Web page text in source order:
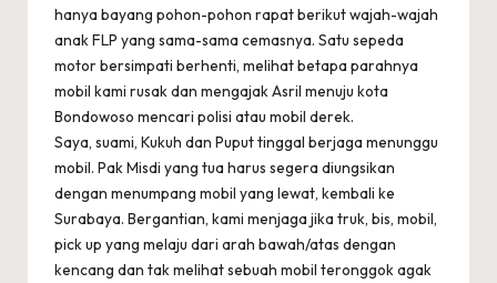
hanya bayang pohon-pohon rapat berikut wajah-wajah
anak FLP yang sama-sama cemasnya. Satu sepeda
motor bersimpati berhenti, melihat betapa parahnya
mobil kami rusak dan mengajak Asril menuju kota
Bondowoso mencari polisi atau mobil derek.
Saya, suami, Kukuh dan Puput tinggal berjaga menunggu
mobil. Pak Misdi yang tua harus segera diungsikan
dengan menumpang mobil yang lewat, kembali ke
Surabaya. Bergantian, kami menjaga jika truk, bis, mobil,
pick up yang melaju dari arah bawah/atas dengan
kencang dan tak melihat sebuah mobil teronggok agak